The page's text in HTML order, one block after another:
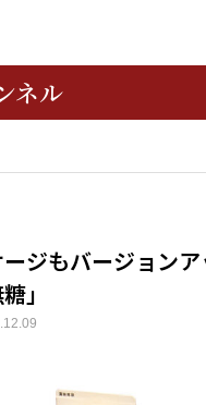
ネル
ジもバージョン
」